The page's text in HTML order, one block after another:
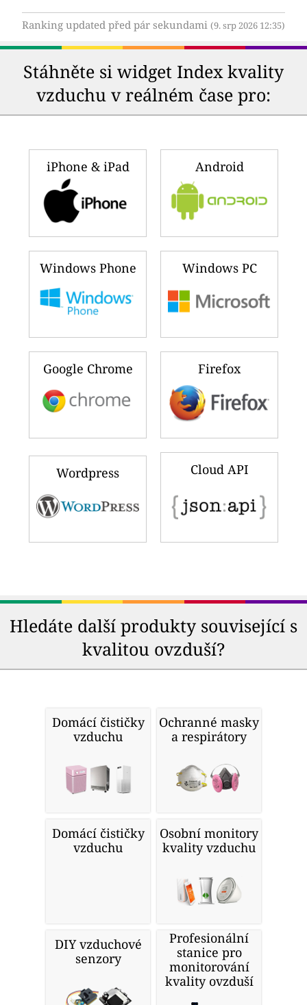
Ranking updated před pár sekundami (9. srp 2026 12:35)
Stáhněte si widget Index kvality
vzduchu v reálném čase pro:
iPhone & iPad Android
Windows Phone Windows PC
Google Chrome Firefox
Wordpress Cloud API
Hledáte další produkty související s
kvalitou ovzduší?
Domácí čističky
vzduchu
Ochranné masky
a respirátory
Domácí čističky
vzduchu
Osobní monitory
kvality vzduchu
DIY vzduchové
senzory
Profesionální
stanice pro
monitorování
kvality ovzduší